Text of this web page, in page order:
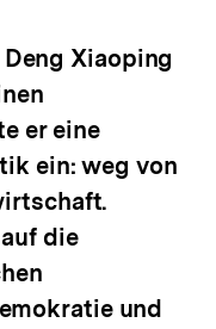
Xiaoping
er eine
ein: weg von
die
und